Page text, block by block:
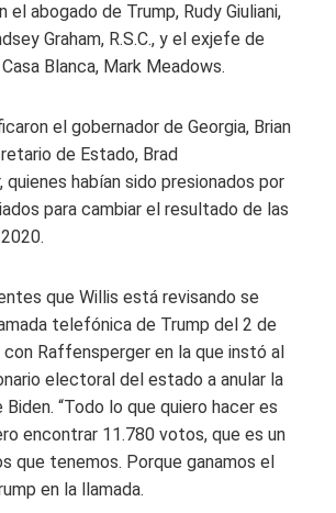
el abogado de Trump, Rudy Giuliani,
Graham, R.S.C., y el exjefe de
Blanca, Mark Meadows.
el gobernador de Georgia, Brian
de Estado, Brad
quienes habían sido presionados por
para cambiar el resultado de las
que Willis está revisando se
telefónica de Trump del 2 de
Raffensperger en la que instó al
electoral del estado a anular la
“Todo lo que quiero hacer es
encontrar 11.780 votos, que es un
que tenemos. Porque ganamos el
en la llamada.